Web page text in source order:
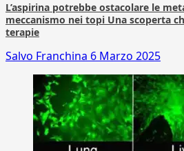
L’aspirina potrebbe ostacolare le
meccanismo nei topi Una scoperta
terapie
Salvo Franchina 6 Marzo 2025